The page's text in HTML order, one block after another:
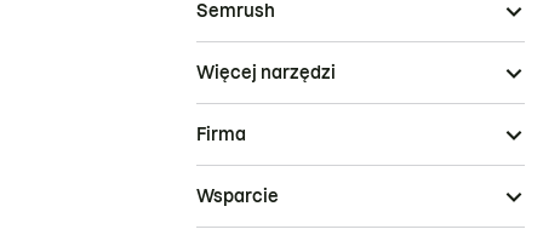
Semrush
Więcej narzędzi
Firma
Wsparcie